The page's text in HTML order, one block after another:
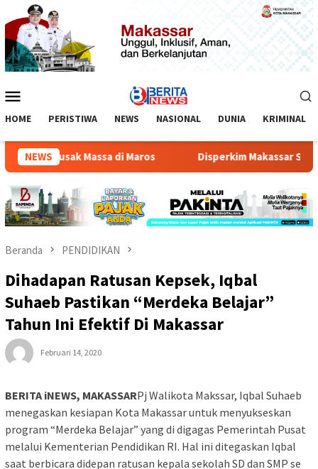
Loncat
ke
konten
Mobile
HOME PERISTIWA NEWS NASIONAL DUNIA KRIMINAL
NEWS
Dirusak Massa di Maros Disperkim Makassar
Beranda PENDIDIKAN
Dihadapan Ratusan Kepsek, Iqbal
Suhaeb Pastikan “Merdeka Belajar”
Tahun Ini Efektif Di Makassar
Februari 14, 2020
BERITA iNEWS, MAKASSARPj Walikota Makssar, Iqbal Suhaeb
menegaskan kesiapan Kota Makassar untuk menyukseskan
program “Merdeka Belajar” yang di digagas Pemerintah Pusat
melalui Kementerian Pendidikan RI. Hal ini ditegaskan Iqbal
saat berbicara didepan ratusan kepala sekolah SD dan SMP se